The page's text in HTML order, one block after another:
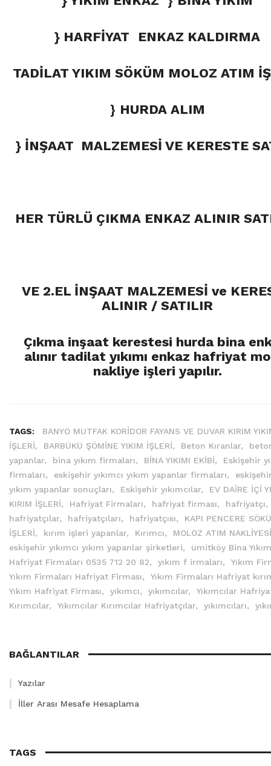
} HARFİYAT ENKAZ KALDIRMA
TADİLAT YIKIM SÖKÜM MOLOZ ATIM
} HURDA ALIM
} İNŞAAT MALZEMESİ VE KERESTE
HER TÜRLÜ ÇIKMA ENKAZ ALINIR
VE 2.EL İNŞAAT MALZEMESİ ve
ALINIR / SATILIR
Çıkma inşaat kerestesi hurda bina
alınır tadilat yıkımı enkaz hafriyat
nakliye işleri yapılır.
TAGS:
BANYO MUTFAK KORİDOR FAYANS VE DUVAR KIRIM
İŞLERİ,
BARBÜKÜ ŞÖMİNE YIKIM İŞLERİ, Beton Kıranlar,
yapanlar,
bina yıkım firmaları, BİNA YIKIMI EKİBİ,
Eskişehir
firmaları,
eskişehir yıkımcı yıkım yapanlar firmaları,
yıkım yapanlar sonuçları,
Eskişehir yıkımcılar,
EV DAİRE İÇİ
KIRIM İŞLERİ,
Hafriyat Firmaları, hafriyat firması,
hafriyatçı,
hafriyatçılar,
hafriyatçıları, hafriyatçısı,
KAPI PENCERE
İŞLERİ,
kırım işleri yapanlar, Kırımcı,
MOLOZ ATIM
eskişehir yıkımcı yıkım yapanlar şirketleri,
ümitköy Bina Yıkım
Hafriyat Firmaları 0535 712 20 82,
yıkım f irmaları,
Yıkım
Yıkım Firmaları Hafriyat Firması,
Yıkım Firmaları Hafriyat
Yıkım Hafriyat Firması,
yıkımcı, yıkımcılar,
Yıkımcılar
Kırımcılar,
Yıkımcılar Kırımcılar Hafriyatçılar, yıkımcıları,
BAĞLANTILAR
Yazılar
İller Arası Mesafe Hesaplama
TAGS